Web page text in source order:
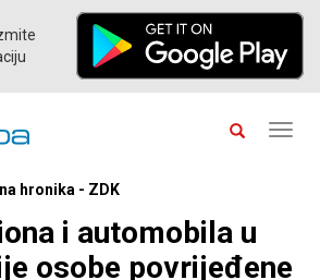
hronika - ZDK
i automobila u
osobe povrijeđene